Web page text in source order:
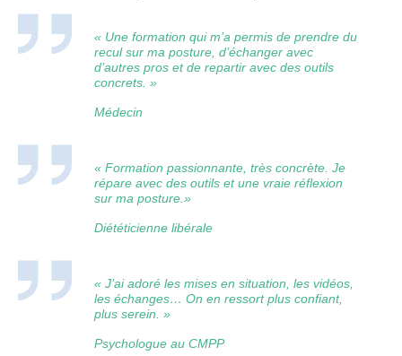
« Une formation qui m’a permis de prendre du
recul sur ma posture, d’échanger avec
d’autres pros et de repartir avec des outils
concrets. »
Médecin
« Formation passionnante, très concrète. Je
répare avec des outils et une vraie réflexion
sur ma posture.»
Diététicienne libérale
« J’ai adoré les mises en situation, les vidéos,
les échanges… On en ressort plus confiant,
plus serein. »
Psychologue au CMPP